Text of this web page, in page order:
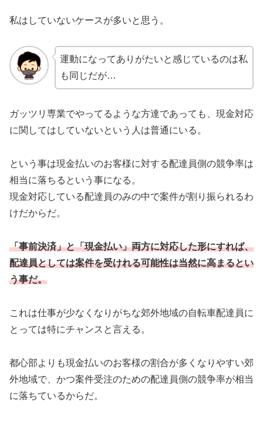
私はしていないケースが多いと思う。
運動になってありがたいと感じているのは私
も同じだが…
ガッツリ専業でやってるような方達であっても、現金対応
に関してはしていないという人は普通にいる。
という事は現金払いのお客様に対する配達員側の競争率は
相当に落ちるという事になる。
現金対応している配達員のみの中で案件が割り振られるわ
けだからだ。
「事前決済」と「現金払い」両方に対応した形にすれば、
配達員としては案件を受けれる可能性は当然に高まるとい
う事だ。
これは仕事が少なくなりがちな郊外地域の自転車配達員に
とっては特にチャンスと言える。
都心部よりも現金払いのお客様の割合が多くなりやすい郊
外地域で、かつ案件受注のための配達員側の競争率が相当
に落ちているからだ。